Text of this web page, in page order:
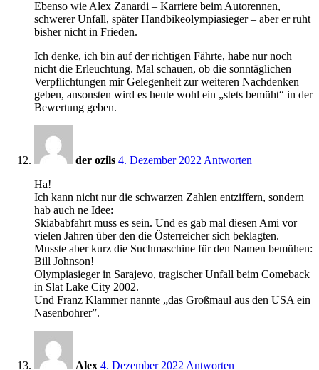
Ebenso wie Alex Zanardi – Karriere beim Autorennen,
schwerer Unfall, später Handbikeolympiasieger – aber er ruht
bisher nicht in Frieden.
Ich denke, ich bin auf der richtigen Fährte, habe nur noch
nicht die Erleuchtung. Mal schauen, ob die sonntäglichen
Verpflichtungen mir Gelegenheit zur weiteren Nachdenken
geben, ansonsten wird es heute wohl ein „stets bemüht“ in der
Bewertung geben.
der ozils 4. Dezember 2022 Antworten
Ha!
Ich kann nicht nur die schwarzen Zahlen entziffern, sondern
hab auch ne Idee:
Skiababfahrt muss es sein. Und es gab mal diesen Ami vor
vielen Jahren über den die Österreicher sich beklagten.
Musste aber kurz die Suchmaschine für den Namen bemühen:
Bill Johnson!
Olympiasieger in Sarajevo, tragischer Unfall beim Comeback
in Slat Lake City 2002.
Und Franz Klammer nannte „das Großmaul aus den USA ein
Nasenbohrer”.
Alex 4. Dezember 2022 Antworten